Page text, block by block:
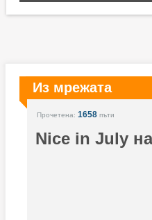
Из мрежата
Прочетена: 1658 пъти
Nice in July